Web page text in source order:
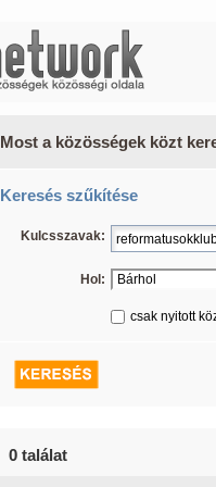
Most a közösségek közt
Keresés szűkítése
Kulcsszavak:
Hol:
csak nyitott
0 találat